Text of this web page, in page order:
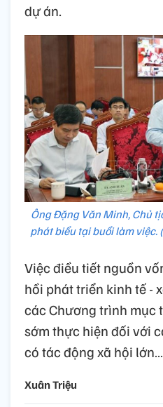
dự án.
Ông Đặng Văn Minh, Chủ
phát biểu tại buổi làm việc.
Việc điều tiết nguồn
hồi phát triển kinh tế -
các Chương trình mục
sớm thực hiện đối với
có tác động xã hội
Xuân Triệu